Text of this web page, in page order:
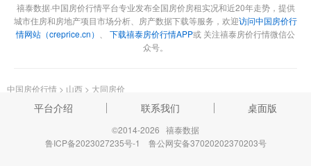
禧泰数据·中国房价行情平台专业发布全国房价房租实况和近20年走势，提供
城市住房和房地产项目市场分析、房产数据下载等服务，欢迎访问中国房价行
情网站（creprice.cn）
下载禧泰房价行情APP或 关注禧泰房价行情微信公
众号。
中国房价行情 > 山西 > 大同房价
平台介绍 联系我们 桌面版
©2014-2026 禧泰数据
鲁ICP备2023027235号-1
鲁公网安备37020202370203号